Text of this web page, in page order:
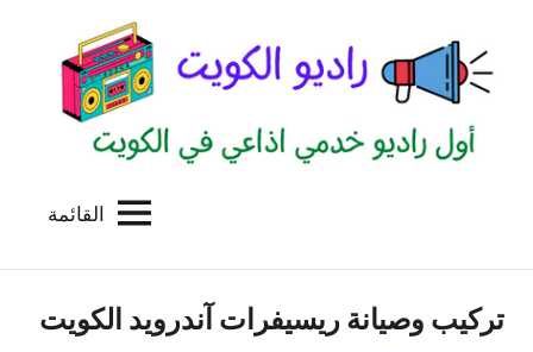
المحتوى
الكويت
للاعلانات
الخدمية
القائمة
تركيب وصيانة ريسيفرات آندرويد الكويت